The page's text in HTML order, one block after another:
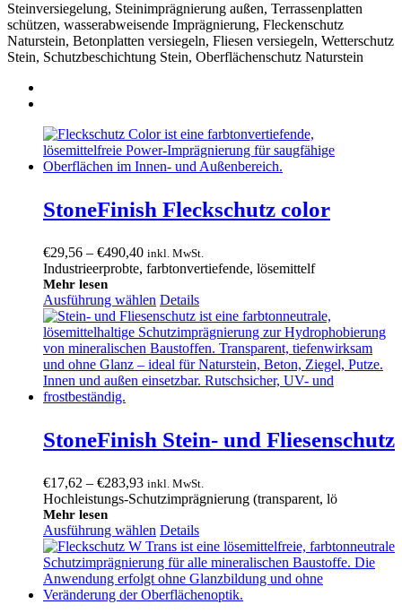
Steinversiegelung, Steinimprägnierung außen, Terrassenplatten
schützen, wasserabweisende Imprägnierung, Fleckenschutz
Naturstein, Betonplatten versiegeln, Fliesen versiegeln, Wetterschutz
Stein, Schutzbeschichtung Stein, Oberflächenschutz Naturstein
StoneFinish Fleckschutz color
€29,56 – €490,40Preisspanne:
€29,56
€490,40
inkl. MwSt.
Industrieerprobte, farbtonvertiefende, lösemittelf
Mehr lesen
Ausführung wählen Details
StoneFinish Stein- und Fliesenschutz
€17,62 – €283,93Preisspanne:
€17,62
€283,93
inkl. MwSt.
Hochleistungs-Schutzimprägnierung (transparent, lö
Mehr lesen
Ausführung wählen Details